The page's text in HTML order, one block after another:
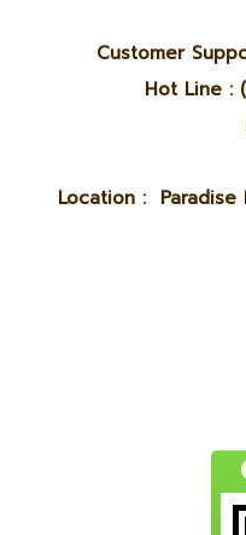
Customer
Hot Line :
Location : Paradise